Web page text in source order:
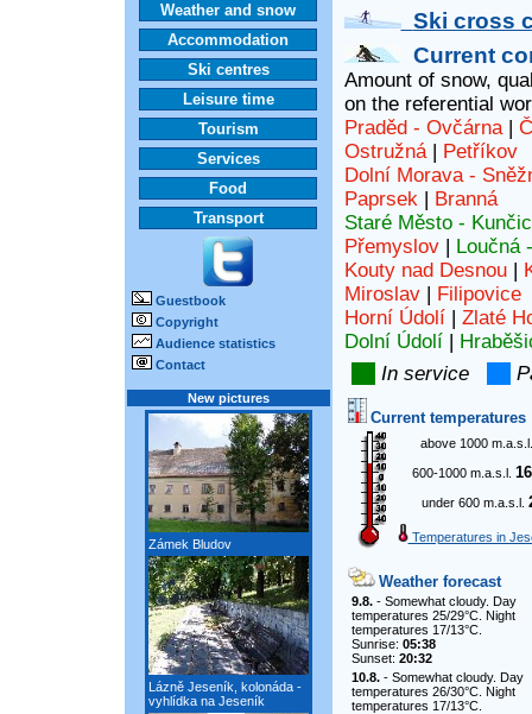
Weather and snow
Accommodation
Ski centres
Leisure time
Tourism
Services
Food
Transport
Guestbook
Copyright
Audience statistics
Contact
New pictures
Zámek Bludov
Lázně Jeseník, kolonáda -
vyhlídka na Jeseník
Ski cross
Current
Amount of snow,
on the referential
Praděd - Ovčárna|
Ostružná| Petříkov
Dolní Morava -
Paprsek| Branná
Staré Město -
Přemyslov| Loučná
Kouty nad Desnou|
Miroslav| Filipovice
Horní Údolí| Zlaté
Dolní Údolí|
In service
Current temperatures
above 1000
600-1000 m.a.s.l.
under 600 m.a.s.l.
Temperatures in
Weather forecast
9.8.- Somewhat cloudy. Day
temperatures 25/29°C. Night
temperatures 17/13°C.
Sunrise: 05:38
Sunset: 20:32
10.8.- Somewhat cloudy. Day
temperatures 26/30°C. Night
temperatures 17/13°C.